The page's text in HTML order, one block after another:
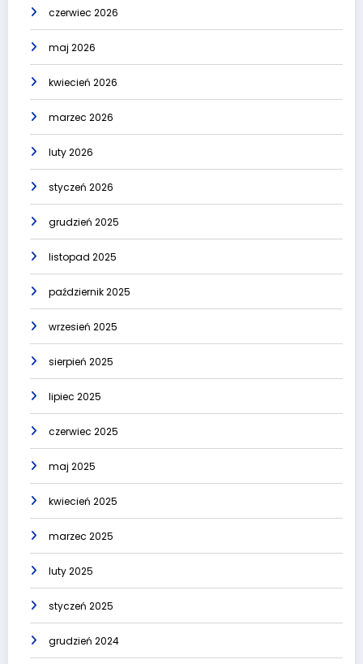
czerwiec 2026
maj 2026
kwiecień 2026
marzec 2026
luty 2026
styczeń 2026
grudzień 2025
listopad 2025
październik 2025
wrzesień 2025
sierpień 2025
lipiec 2025
czerwiec 2025
maj 2025
kwiecień 2025
marzec 2025
luty 2025
styczeń 2025
grudzień 2024